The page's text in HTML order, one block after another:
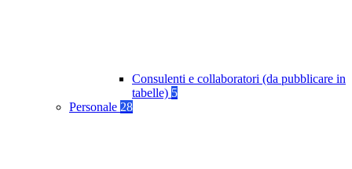
Consulenti e collaboratori (da pubblicare in
tabelle) 5
Personale 28